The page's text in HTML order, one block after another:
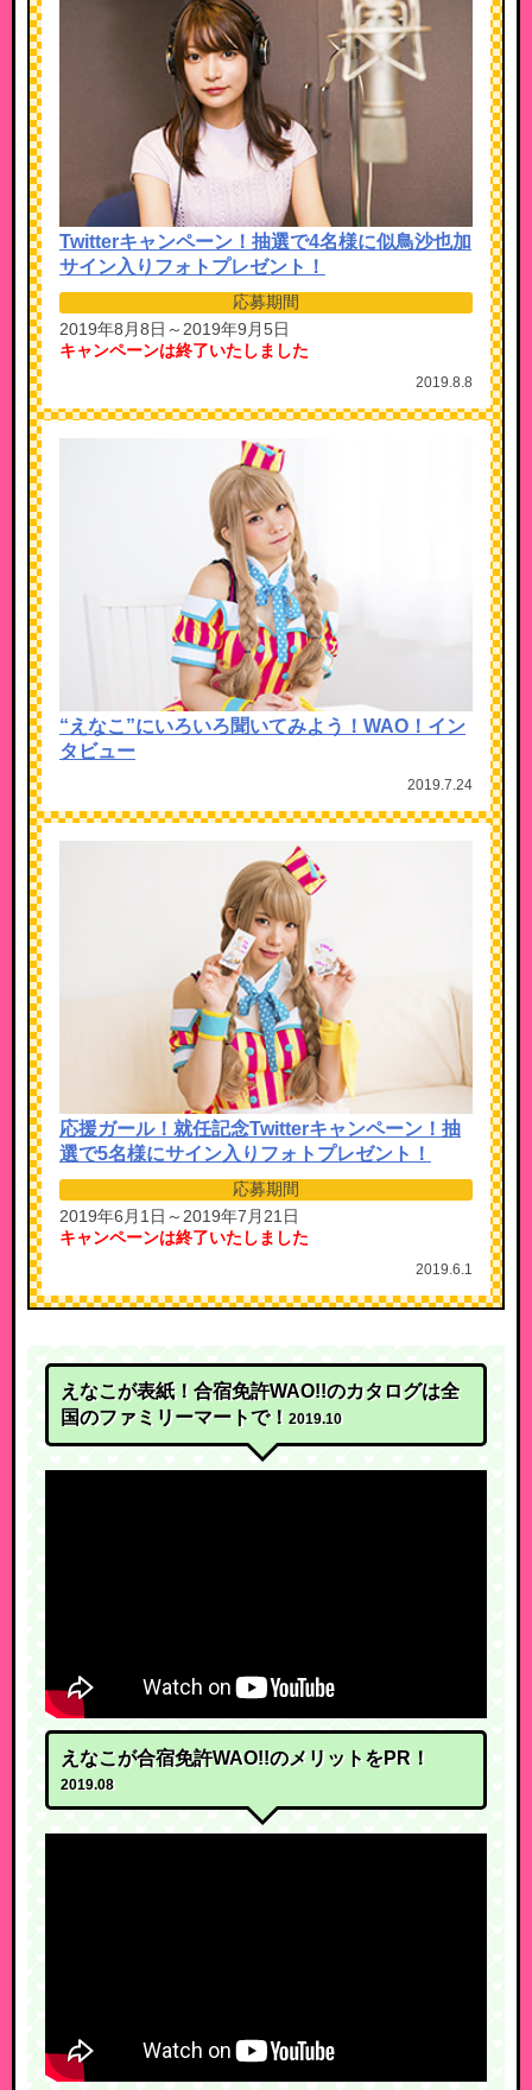
Twitterキャンペーン！抽選で4名様に似鳥沙也加
サイン入りフォトプレゼント！
応募期間
2019年8月8日～2019年9月5日
キャンペーンは終了いたしました
2019.8.8
“えなこ”にいろいろ聞いてみよう！WAO！イン
タビュー
2019.7.24
応援ガール！就任記念Twitterキャンペーン！抽
選で5名様にサイン入りフォトプレゼント！
応募期間
2019年6月1日～2019年7月21日
キャンペーンは終了いたしました
2019.6.1
えなこが表紙！合宿免許WAO!!のカタログは全
国のファミリーマートで！ 2019.10
えなこが合宿免許WAO!!のメリットをPR！
2019.08